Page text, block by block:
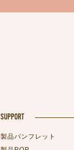
SUPPORT
製品パンフレット